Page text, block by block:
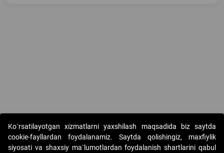
Copyright © 2017-2026. "Elektron onlayn-auksionlarni tashkil etish"
AJ. Barcha huquqlar himoyalangan
Ko`rsatilayotgan xizmatlarni yaxshilash maqsadida biz saytda
cookie-fayllardan foydalanamiz. Saytda qolishingiz, maxfiylik
siyosati va shaxsiy ma`lumotlardan foydalanish shartlarini qabul